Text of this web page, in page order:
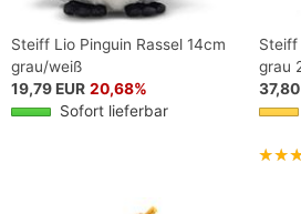
Steiff Lio Pinguin Rassel 14cm
grau/weiß
19,79 EUR 20,68%
Sofort lieferbar
Steiff
grau
37,80